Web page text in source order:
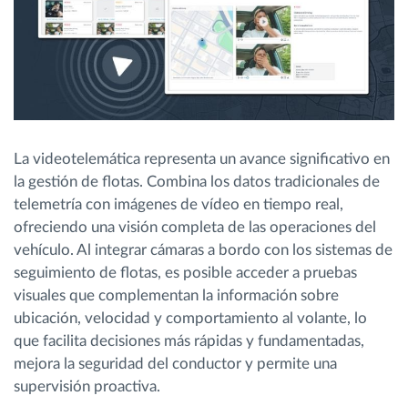
¿Cómo podemos ayudar en el control de la
actividad de su flota?
Calculadora de ahorro
La videotelemática representa un avance significativo en
la gestión de flotas. Combina los datos tradicionales de
telemetría con imágenes de vídeo en tiempo real,
ofreciendo una visión completa de las operaciones del
vehículo. Al integrar cámaras a bordo con los sistemas de
seguimiento de flotas, es posible acceder a pruebas
visuales que complementan la información sobre
ubicación, velocidad y comportamiento al volante, lo
que facilita decisiones más rápidas y fundamentadas,
mejora la seguridad del conductor y permite una
supervisión proactiva.